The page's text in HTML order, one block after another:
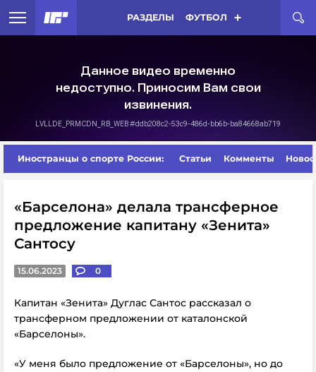
РАЗДЕЛЫ ФУТБОЛ
Иностранцы о спорте России: Статьи Комменты
«Барселона» делала трансферное
предложение капитану «Зенита»
Сантосу
15.06.2023 0
Капитан «Зенита» Дуглас Сантос рассказал о
трансферном предложении от каталонской
«Барселоны».
«У меня было предложение от «Барселоны», но до